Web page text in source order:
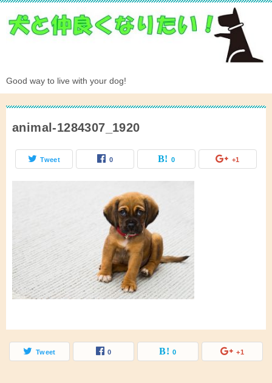
Good way to live with your dog!
animal-1284307_1920
Tweet 0 0 +1
Tweet 0 0 +1